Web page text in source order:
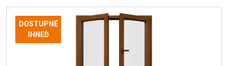
DOSTUPNÉ
IHNEĎ